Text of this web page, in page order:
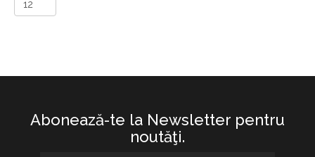
Abonează-te la Newsletter pentru
noutăţi.